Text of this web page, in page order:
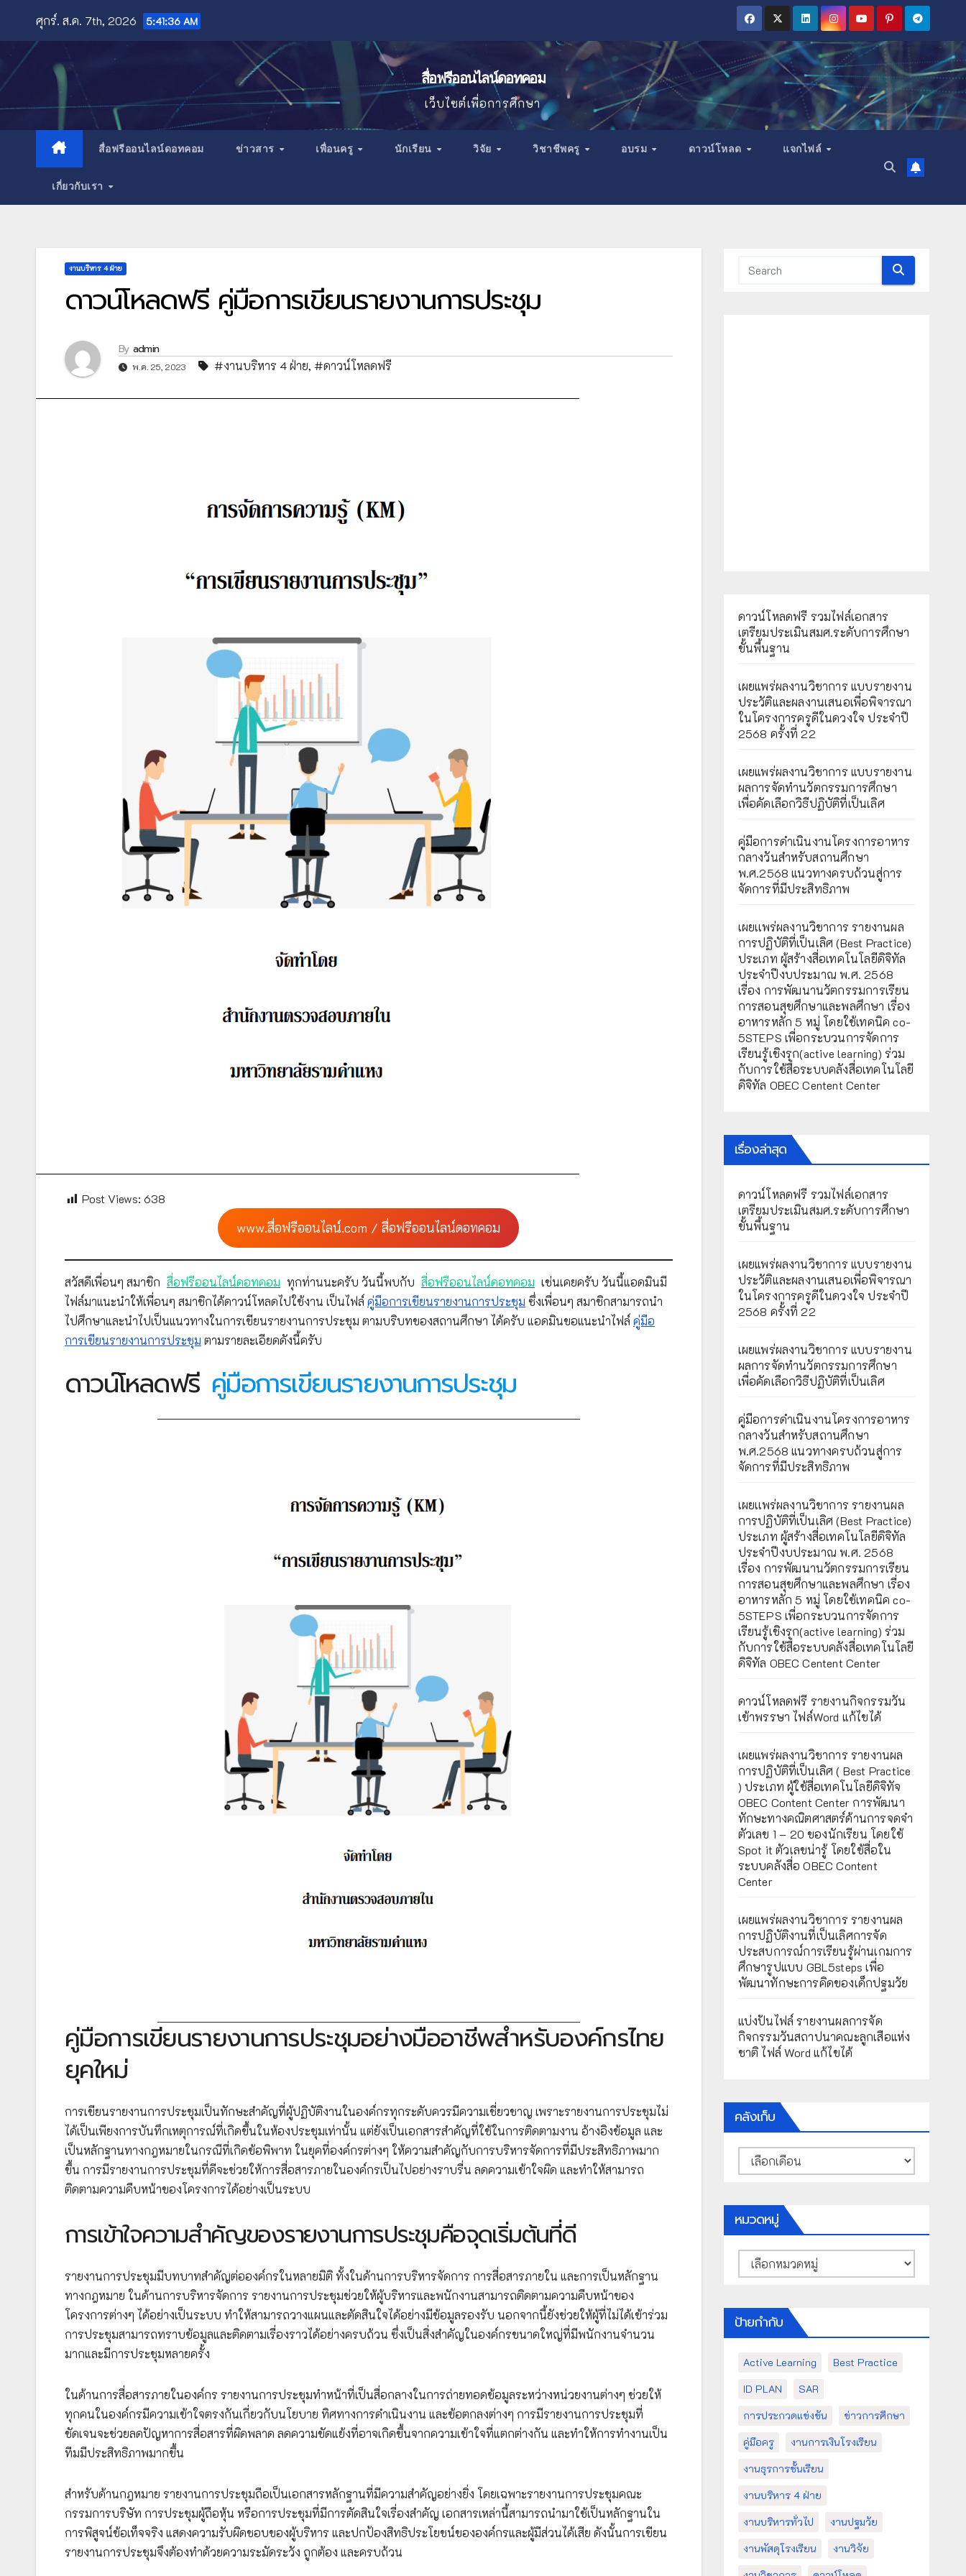
content
ศุกร์. ส.ค. 7th, 2026 5:41:37 AM
สื่อฟรีออนไลน์ดอทคอม
เว็บไซต์เพื่อการศึกษา
สื่อฟรีออนไลน์ดอทคอม ข่าวสาร เพื่อนครู นักเรียน วิจัย วิชาชีพครู อบรม ดาวน์โหลด แจกไฟล์
เกี่ยวกับเรา
งานบริหาร 4 ฝ่าย
ดาวน์โหลดฟรี คู่มือการเขียนรายงานการประชุม
By admin
พ.ค. 25, 2023 #งานบริหาร 4 ฝ่าย, #ดาวน์โหลดฟรี
Post Views: 638
www.สื่อฟรีออนไลน์.com / สื่อฟรีออนไลน์ดอทคอม
สวัสดีเพื่อนๆ สมาชิก สื่อฟรีออนไลน์ดอทคอม ทุกท่านนะครับ วันนี้พบกับ สื่อฟรีออนไลน์ดอทคอม เช่นเคยครับ วันนี้แอดมินมี
ไฟล์มาแนะนำให้เพื่อนๆ สมาชิกได้ดาวน์โหลดไปใช้งาน เป็นไฟล์ คู่มือการเขียนรายงานการประชุม ซึ่งเพื่อนๆ สมาชิกสามารถนำ
ไปศึกษาและนำไปเป็นแนวทางในการเขียนรายงานการประชุม ตามบริบทของสถานศึกษา ได้ครับ แอดมินขอแนะนำไฟล์ คู่มือ
การเขียนรายงานการประชุม ตามรายละเอียดดังนี้ครับ
ดาวน์โหลดฟรี คู่มือการเขียนรายงานการประชุม
คู่มือการเขียนรายงานการประชุมอย่างมืออาชีพสำหรับองค์กรไทย
ยุคใหม่
การเขียนรายงานการประชุมเป็นทักษะสำคัญที่ผู้ปฏิบัติงานในองค์กรทุกระดับควรมีความเชี่ยวชาญ เพราะรายงานการประชุมไม่
ได้เป็นเพียงการบันทึกเหตุการณ์ที่เกิดขึ้นในห้องประชุมเท่านั้น แต่ยังเป็นเอกสารสำคัญที่ใช้ในการติดตามงาน อ้างอิงข้อมูล และ
เป็นหลักฐานทางกฎหมายในกรณีที่เกิดข้อพิพาท ในยุคที่องค์กรต่างๆ ให้ความสำคัญกับการบริหารจัดการที่มีประสิทธิภาพมาก
ขึ้น การมีรายงานการประชุมที่ดีจะช่วยให้การสื่อสารภายในองค์กรเป็นไปอย่างราบรื่น ลดความเข้าใจผิด และทำให้สามารถ
ติดตามความคืบหน้าของโครงการได้อย่างเป็นระบบ
การเข้าใจความสำคัญของรายงานการประชุมคือจุดเริ่มต้นที่ดี
รายงานการประชุมมีบทบาทสำคัญต่อองค์กรในหลายมิติ ทั้งในด้านการบริหารจัดการ การสื่อสารภายใน และการเป็นหลักฐาน
ทางกฎหมาย ในด้านการบริหารจัดการ รายงานการประชุมช่วยให้ผู้บริหารและพนักงานสามารถติดตามความคืบหน้าของ
โครงการต่างๆ ได้อย่างเป็นระบบ ทำให้สามารถวางแผนและตัดสินใจได้อย่างมีข้อมูลรองรับ นอกจากนี้ยังช่วยให้ผู้ที่ไม่ได้เข้าร่วม
การประชุมสามารถทราบข้อมูลและติดตามเรื่องราวได้อย่างครบถ้วน ซึ่งเป็นสิ่งสำคัญในองค์กรขนาดใหญ่ที่มีพนักงานจำนวน
มากและมีการประชุมหลายครั้ง
ในด้านการสื่อสารภายในองค์กร รายงานการประชุมทำหน้าที่เป็นสื่อกลางในการถ่ายทอดข้อมูลระหว่างหน่วยงานต่างๆ ช่วยให้
ทุกคนในองค์กรมีความเข้าใจตรงกันเกี่ยวกับนโยบาย ทิศทางการดำเนินงาน และข้อตกลงต่างๆ การมีรายงานการประชุมที่
ชัดเจนจะช่วยลดปัญหาการสื่อสารที่ผิดพลาด ลดความขัดแย้งที่อาจเกิดขึ้นจากความเข้าใจที่แตกต่างกัน และทำให้การทำงานเป็น
ทีมมีประสิทธิภาพมากขึ้น
สำหรับด้านกฎหมาย รายงานการประชุมถือเป็นเอกสารหลักฐานที่มีความสำคัญอย่างยิ่ง โดยเฉพาะรายงานการประชุมคณะ
กรรมการบริษัท การประชุมผู้ถือหุ้น หรือการประชุมที่มีการตัดสินใจเรื่องสำคัญ เอกสารเหล่านี้สามารถนำมาใช้เป็นหลักฐานใน
การพิสูจน์ข้อเท็จจริง แสดงความรับผิดชอบของผู้บริหาร และปกป้องสิทธิประโยชน์ขององค์กรและผู้มีส่วนได้เสีย ดังนั้นการเขียน
รายงานการประชุมจึงต้องทำด้วยความระมัดระวัง ถูกต้อง และครบถ้วน
ดาวน์โหลดฟรี รวมไฟล์เอกสาร
เตรียมประเมินสมศ.ระดับการศึกษา
ขั้นพื้นฐาน
เผยแพร่ผลงานวิชาการ แบบรายงาน
ประวัติและผลงานเสนอเพื่อพิจารณา
ในโครงการครูดีในดวงใจ ประจำปี
2568 ครั้งที่ 22
เผยแพร่ผลงานวิชาการ แบบรายงาน
ผลการจัดทำนวัตกรรมการศึกษา
เพื่อคัดเลือกวิธีปฏิบัติที่เป็นเลิศ
คู่มือการดำเนินงานโครงการอาหาร
กลางวันสำหรับสถานศึกษา
พ.ศ.2568 แนวทางครบถ้วนสู่การ
จัดการที่มีประสิทธิภาพ
เผยเเพร่ผลงานวิชาการ รายงานผล
การปฏิบัติที่เป็นเลิศ (Best Practice)
ประเภท ผู้สร้างสื่อเทคโนโลยีดิจิทัล
ประจำปีงบประมาณ พ.ศ. 2568
เรื่อง การพัฒนานวัตกรรมการเรียน
การสอนสุขศึกษาและพลศึกษา เรื่อง
อาหารหลัก 5 หมู่ โดยใช้เทคนิค co-
5STEPS เพื่อกระบวนการจัดการ
เรียนรู้เชิงรุก(active learning) ร่วม
กับการใช้สื่อระบบคลังสื่อเทคโนโลยี
ดิจิทัล OBEC Centent Center
เรื่องล่าสุด
ดาวน์โหลดฟรี รวมไฟล์เอกสาร
เตรียมประเมินสมศ.ระดับการศึกษา
ขั้นพื้นฐาน
เผยแพร่ผลงานวิชาการ แบบรายงาน
ประวัติและผลงานเสนอเพื่อพิจารณา
ในโครงการครูดีในดวงใจ ประจำปี
2568 ครั้งที่ 22
เผยแพร่ผลงานวิชาการ แบบรายงาน
ผลการจัดทำนวัตกรรมการศึกษา
เพื่อคัดเลือกวิธีปฏิบัติที่เป็นเลิศ
คู่มือการดำเนินงานโครงการอาหาร
กลางวันสำหรับสถานศึกษา
พ.ศ.2568 แนวทางครบถ้วนสู่การ
จัดการที่มีประสิทธิภาพ
เผยเเพร่ผลงานวิชาการ รายงานผล
การปฏิบัติที่เป็นเลิศ (Best Practice)
ประเภท ผู้สร้างสื่อเทคโนโลยีดิจิทัล
ประจำปีงบประมาณ พ.ศ. 2568
เรื่อง การพัฒนานวัตกรรมการเรียน
การสอนสุขศึกษาและพลศึกษา เรื่อง
อาหารหลัก 5 หมู่ โดยใช้เทคนิค co-
5STEPS เพื่อกระบวนการจัดการ
เรียนรู้เชิงรุก(active learning) ร่วม
กับการใช้สื่อระบบคลังสื่อเทคโนโลยี
ดิจิทัล OBEC Centent Center
ดาวน์โหลดฟรี รายงานกิจกรรมวัน
เข้าพรรษา ไฟล์Word แก้ไขได้
เผยแพร่ผลงานวิชาการ รายงานผล
การปฏิบัติที่เป็นเลิศ ( Best Practice
) ประเภท ผู้ใช้สื่อเทคโนโลยีดิจิทัจ
OBEC Content Center การพัฒนา
ทักษะทางคณิตศาสตร์ด้านการจดจำ
ตัวเลข 1 – 20 ของนักเรียน โดยใช้
Spot it ตัวเลขน่ารู้ โดยใช้สื่อใน
ระบบคลังสื่อ OBEC Content
Center
เผยแพร่ผลงานวิชาการ รายงานผล
การปฏิบัติงานที่เป็นเลิศการจัด
ประสบการณ์การเรียนรู้ผ่านเกมการ
ศึกษารูปแบบ GBL5steps เพื่อ
พัฒนาทักษะการคิดของเด็กปฐมวัย
แบ่งปันไฟล์ รายงานผลการจัด
กิจกรรมวันสถาปนาคณะลูกเสือแห่ง
ชาติ ไฟล์ Word แก้ไขได้
คลังเก็บ
คลัง
เก็บ
หมวดหมู่
หมวด
หมู่
ป้ายกำกับ
Active Learning
Best Practice
ID PLAN
SAR
การประกวดแข่งขัน
ข่าวการศึกษา
คู่มือครู
งานการเงินโรงเรียน
งานธุรการชั้นเรียน
งานบริหาร 4 ฝ่าย
งานบริหารทั่วไป
งานปฐมวัย
งานพัสดุโรงเรียน
งานวิจัย